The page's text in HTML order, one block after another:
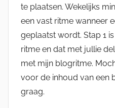
te plaatsen. Wekelijks
een vast ritme wanneer
geplaatst wordt. Stap 1
ritme en dat met jullie
met mijn blogritme.
voor de inhoud van een
graag.